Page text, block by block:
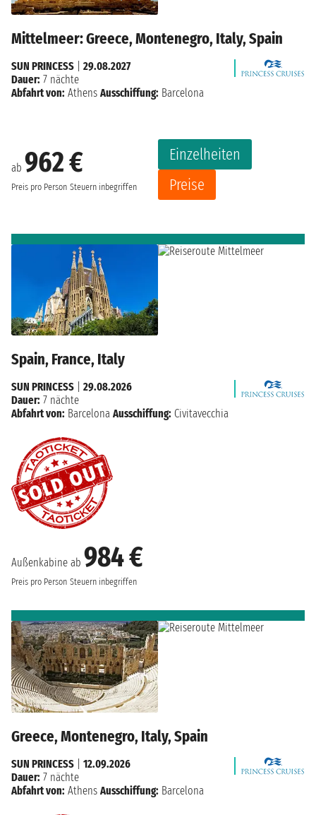
Mittelmeer: Greece, Montenegro, Italy, Spain
ab 962 €
Preis pro Person Steuern inbegriffen
Einzelheiten
Preise
SUN PRINCESS
29.08.2027
Dauer: 7 nächte
Abfahrt von: Athens Ausschiffung: Barcelona
Spain, France, Italy
Außenkabine ab 984 €
Preis pro Person Steuern inbegriffen
SUN PRINCESS
29.08.2026
Dauer: 7 nächte
Abfahrt von: Barcelona Ausschiffung: Civitavecchia
Greece, Montenegro, Italy, Spain
SUN PRINCESS
12.09.2026
Dauer: 7 nächte
Abfahrt von: Athens Ausschiffung: Barcelona